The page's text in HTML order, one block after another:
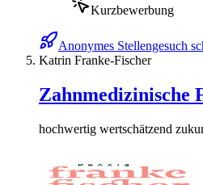
Kurzbewerbung
Anonymes Stellengesuch
Katrin Franke-Fischer
Zahnmedizinische
hochwertig wertschätzend